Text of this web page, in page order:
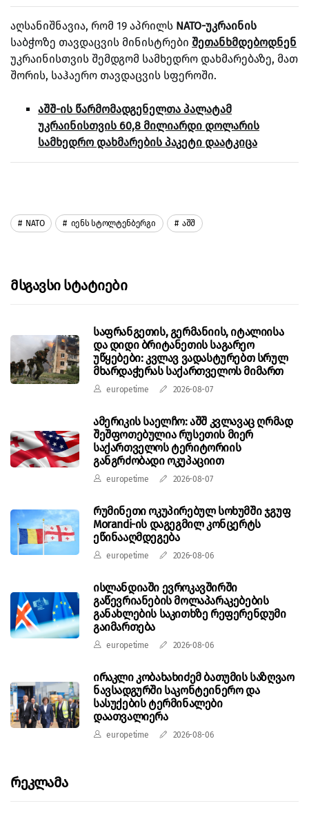
აღსანიშნავია, რომ 19 აპრილს NATO-უკრაინის
საბჭოზე თავდაცვის მინისტრები შეთანხმდებოდნენ
უკრაინისთვის შემდგომ სამხედრო დახმარებაზე, მათ
შორის, საჰაერო თავდაცვის სფეროში.
აშშ-ის წარმომადგენელთა პალატამ
უკრაინისთვის 60,8 მილიარდი დოლარის
სამხედრო დახმარების პაკეტი დაატკიცა
NATO Იენს Სტოლტენბერგი Აშშ
Მსგავსი Სტატიები
საფრანგეთის, გერმანიის, იტალიისა
და დიდი ბრიტანეთის საგარეო
უწყებები: კვლავ ვადასტურებთ სრულ
მხარდაჭერას საქართველოს მიმართ
europetime 2026-08-07
ამერიკის საელჩო: აშშ კვლავაც ღრმად
შეშფოთებულია რუსეთის მიერ
საქართველოს ტერიტორიის
განგრძობადი ოკუპაციით
europetime 2026-08-07
რუმინეთი ოკუპირებულ სოხუმში ჯგუფ
Morandi-ის დაგეგმილ კონცერტს
ეწინააღმდეგება
europetime 2026-08-06
ისლანდიაში ევროკავშირში
გაწევრიანების მოლაპარაკებების
განახლების საკითხზე რეფერენდუმი
გაიმართება
europetime 2026-08-06
ირაკლი კობახახიძემ ბათუმის საზღვაო
ნავსადგურში საკონტეინერო და
სასუქების ტერმინალები
დაათვალიერა
europetime 2026-08-06
Რეკლამა